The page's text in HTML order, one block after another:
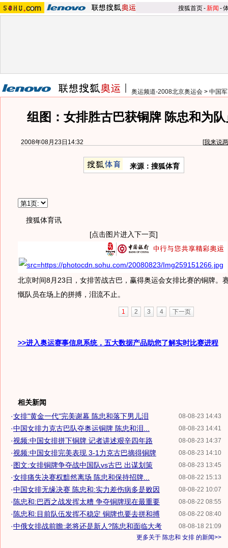
搜狐首页-新闻 -
奥运频道-2008北京奥运会 > 中国
组图：女排胜古巴获铜牌 陈忠和为
2008年08月23日14:32 [我来说
来源：搜狐体育
搜狐体育讯
[点击图片进入下一页]
北京时间8月23日，女排苦战古巴，赢得奥运会女排比赛的铜牌。
慨队员在场上的拼搏，泪流不止。
1 2 3 4 下一页
>>进入奥运赛事信息系统，五大数据产品助您了解实时比赛进程
相关新闻
08-08-23 14:43
·女排"黄金一代"完美谢幕 陈忠和落下男儿泪
08-08-23 14:41
·中国女排力克古巴队夺奥运铜牌 陈忠和泪...
08-08-23 14:37
·视频:中国女排拼下铜牌 记者讲述艰辛四年路
08-08-23 14:10
·视频:中国女排完美表现 3-1力克古巴摘得铜牌
08-08-23 13:45
·图文:女排铜牌争夺战中国队vs古巴 出谋划策
08-08-22 15:13
·女排痛失决赛权黯然离场 陈忠和保持招牌...
08-08-22 10:07
·中国女排无缘决赛 陈忠和:实力差伤病多是败因
08-08-22 08:55
· 陈忠和:巴西之战发挥太糟 争夺铜牌现在最重要
08-08-22 08:40
· 陈忠和:目前队伍发挥不稳定 铜牌也要去拼和搏
08-08-18 21:09
·中俄女排战前瞻:老将还是新人?陈忠和面临大考
更多关于 陈忠和 女排 的新闻>>